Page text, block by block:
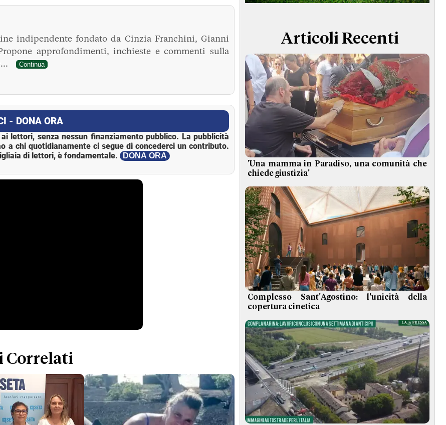
indipendente fondato da Cinzia Franchini, Gianni
approfondimenti, inchieste e commenti sulla
Continua
- DONA ORA
lettori, senza nessun finanziamento pubblico. La pubblicità
a chi quotidianamente ci segue di concederci un contributo.
di lettori, è fondamentale.
DONA ORA
Correlati
Articoli Recenti
'Una mamma in Paradiso, una comunità che
chiede giustizia'
Complesso Sant'Agostino: l'unicità della
copertura cinetica